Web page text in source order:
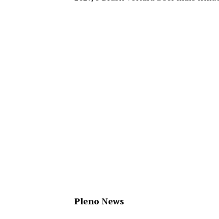
Pleno News